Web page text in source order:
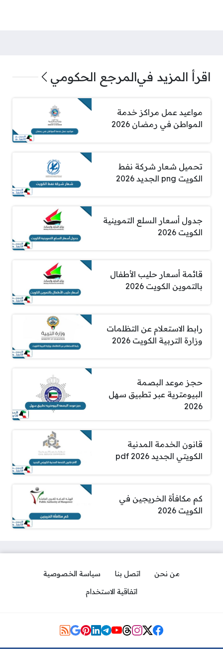
اقرأ المزيد فيالمرجع الحكومي
مواعيد عمل مراكز خدمة
المواطن في رمضان 2026
تحميل شعار شركة نفط
الكويت png الجديد 2026
جدول أسعار السلع التموينية
الكويت 2026
قائمة أسعار حليب الأطفال
بالتموين الكويت 2026
رابط الاستعلام عن التظلمات
وزارة التربية الكويت 2026
حجز موعد البصمة
البيومترية عبر تطبيق سهل
2026
قانون الخدمة المدنية
الكويتي الجديد pdf 2026
كم مكافأة الخريجين في
الكويت 2026
من نحن اتصل بنا
سياسة الخصوصية
اتفاقية الاستخدام
مواقع التواصل